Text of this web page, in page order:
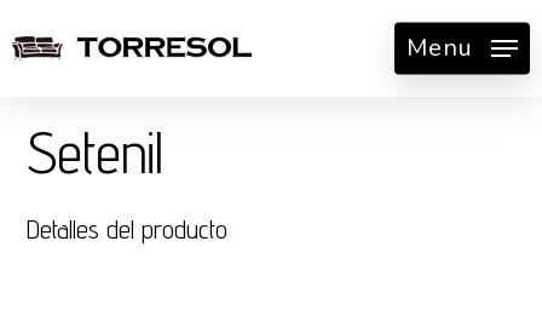
to
Menu
Setenil
Detalles del producto